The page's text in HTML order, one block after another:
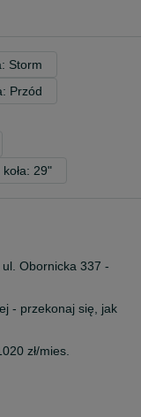
Storm
Przód
29"
Obornicka 337 -
- przekonaj się, jak
zł/mies.